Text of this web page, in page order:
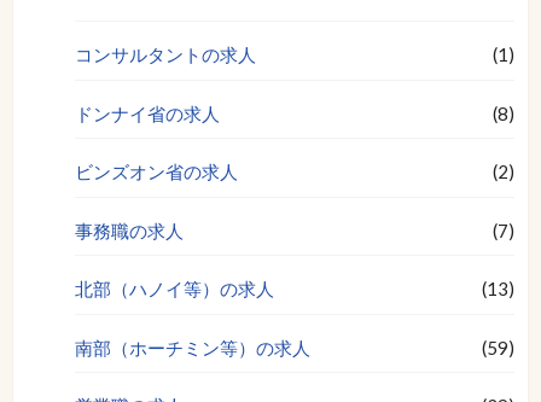
コンサルタントの求人 (1)
ドンナイ省の求人 (8)
ビンズオン省の求人 (2)
事務職の求人 (7)
北部（ハノイ等）の求人 (13)
南部（ホーチミン等）の求人 (59)